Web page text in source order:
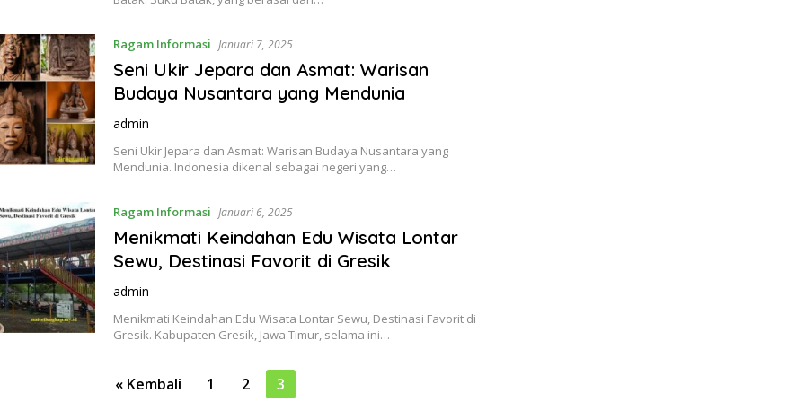
Ragam Informasi Januari 7, 2025
Seni Ukir Jepara dan Asmat: Warisan
Budaya Nusantara yang Mendunia
admin
Seni Ukir Jepara dan Asmat: Warisan Budaya Nusantara yang
Mendunia. Indonesia dikenal sebagai negeri yang…
Ragam Informasi Januari 6, 2025
Menikmati Keindahan Edu Wisata Lontar
Sewu, Destinasi Favorit di Gresik
admin
Menikmati Keindahan Edu Wisata Lontar Sewu, Destinasi Favorit di
Gresik. Kabupaten Gresik, Jawa Timur, selama ini…
« Kembali 1 2 3